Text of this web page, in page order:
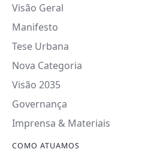
Visão Geral
Manifesto
Tese Urbana
Nova Categoria
Visão 2035
Governança
Imprensa & Materiais
COMO ATUAMOS